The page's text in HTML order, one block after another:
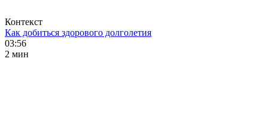
Контекст
Как добиться здорового долголетия
03:56
2 мин